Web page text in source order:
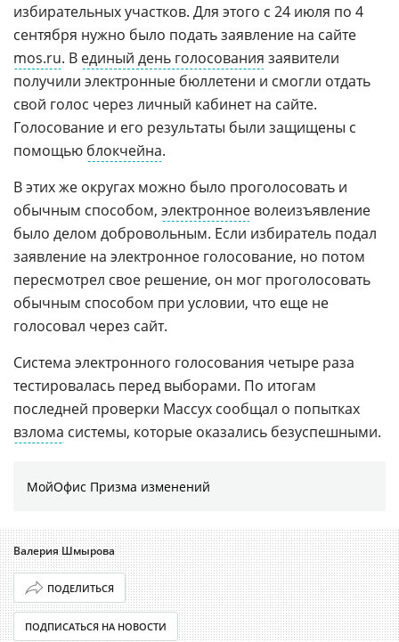
избирательных участков. Для этого с 24 июля по 4
сентября нужно было подать заявление на сайте
mos.ru. В единый день голосования заявители
получили электронные бюллетени и смогли отдать
свой голос через личный кабинет на сайте.
Голосование и его результаты были защищены с
помощью блокчейна.
В этих же округах можно было проголосовать и
обычным способом, электронное волеизъявление
было делом добровольным. Если избиратель подал
заявление на электронное голосование, но потом
пересмотрел свое решение, он мог проголосовать
обычным способом при условии, что еще не
голосовал через сайт.
Система электронного голосования четыре раза
тестировалась перед выборами. По итогам
последней проверки Массух сообщал о попытках
взлома системы, которые оказались безуспешными.
МойОфис Призма изменений
Валерия Шмырова
ПОДЕЛИТЬСЯ
ПОДПИСАТЬСЯ НА НОВОСТИ